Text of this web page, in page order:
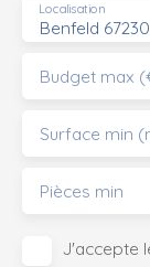
Benfeld 67230
Localisation
Budget max
Surface min
Pièces min
J'accepte